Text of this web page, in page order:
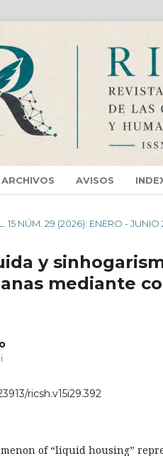
ARCHIVOS AVISOS
15 NÚM. 29 (2026): ENERO - JUNIO
y
mediante
ricsh.v15i29.392
of “liquid housing”